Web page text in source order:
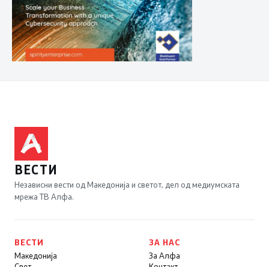
ВЕСТИ
Независни вести од Македонија и светот, дел од медиумската
мрежа ТВ Алфа.
ВЕСТИ
Македонија
ЗА НАС
За Алфа